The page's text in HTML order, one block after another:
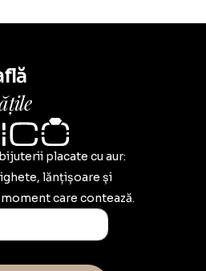
placate cu aur:
lănțișoare și
care contează.